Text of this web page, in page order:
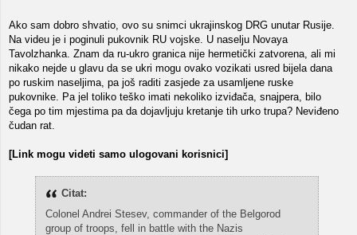
Ako sam dobro shvatio, ovo su snimci ukrajinskog DRG unutar Rusije.
Na videu je i poginuli pukovnik RU vojske. U naselju Novaya
Tavolzhanka. Znam da ru-ukro granica nije hermetički zatvorena, ali mi
nikako nejde u glavu da se ukri mogu ovako vozikati usred bijela dana
po ruskim naseljima, pa još raditi zasjede za usamljene ruske
pukovnike. Pa jel toliko teško imati nekoliko izviđača, snajpera, bilo
čega po tim mjestima pa da dojavljuju kretanje tih urko trupa? Neviđeno
čudan rat.
[Link mogu videti samo ulogovani korisnici]
Citat:
Colonel Andrei Stesev, commander of the Belgorod
group of troops, fell in battle with the Nazis